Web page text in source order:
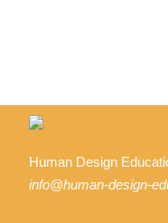
Human Design
info@human-design-